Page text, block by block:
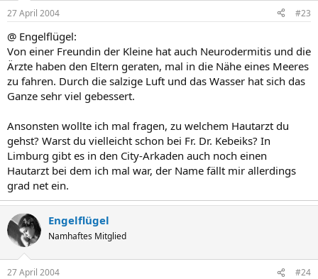
27 April 2004 #23
@ Engelflügel:
Von einer Freundin der Kleine hat auch Neurodermitis und die
Ärzte haben den Eltern geraten, mal in die Nähe eines Meeres
zu fahren. Durch die salzige Luft und das Wasser hat sich das
Ganze sehr viel gebessert.
Ansonsten wollte ich mal fragen, zu welchem Hautarzt du
gehst? Warst du vielleicht schon bei Fr. Dr. Kebeiks? In
Limburg gibt es in den City-Arkaden auch noch einen
Hautarzt bei dem ich mal war, der Name fällt mir allerdings
grad net ein.
Engelflügel
Namhaftes Mitglied
27 April 2004 #24